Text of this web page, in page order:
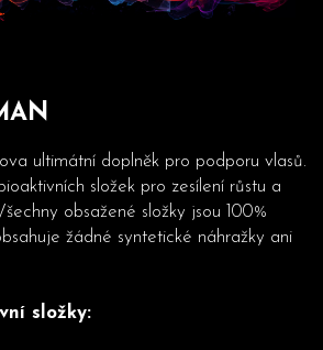
ultimátní doplněk pro podporu vlasů.
složek pro zesílení růstu a
obsažené složky jsou 100%
žádné syntetické náhražky ani
složky: